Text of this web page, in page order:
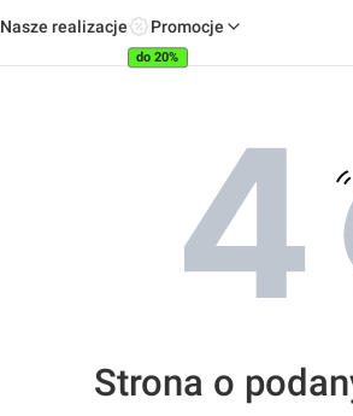
Nasze realizacje Promocje
do 20%
Strona o